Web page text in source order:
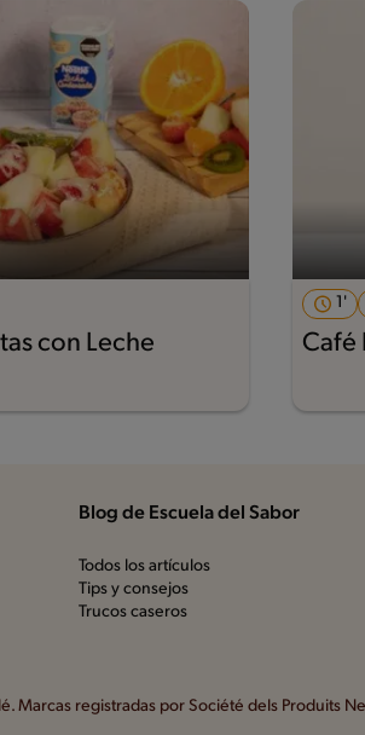
con Leche
1'
Café
Blog de Escuela del Sabor
Todos los artículos
Tips y consejos
Trucos caseros
Marcas registradas por Société dels Produits